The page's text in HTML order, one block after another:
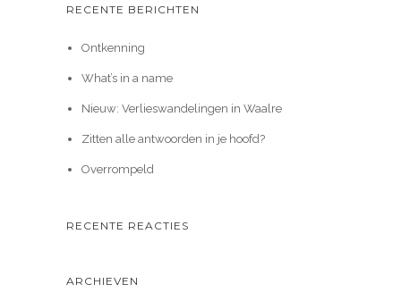
RECENTE BERICHTEN
Ontkenning
What’s in a name
Nieuw: Verlieswandelingen in Waalre
Zitten alle antwoorden in je hoofd?
Overrompeld
RECENTE REACTIES
ARCHIEVEN